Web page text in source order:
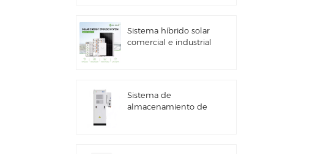
Sistema híbrido solar
comercial e industrial
Sistema de
almacenamiento de